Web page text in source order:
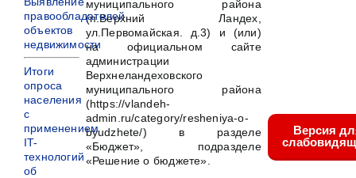
муниципального района
(п.Верхний Ландех,
ул.Первомайская. д.3) и (или)
на официальном сайте
администрации
Верхнеландеховского
муниципального района
(https://vlandeh-
admin.ru/category/resheniya-o-
byudzhete/) в разделе
«Бюджет», подразделе
«Решение о бюджете».
правообладателей
объектов
недвижимости
Итоги
опроса
населения
с
применением
IT-
технологий
об
Версия